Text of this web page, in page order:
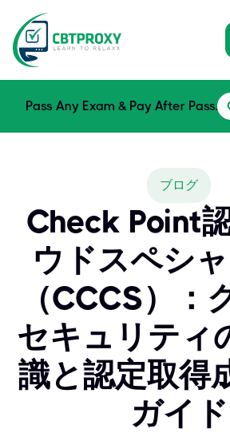
Pass Any Exam & Pay After Pass.
ブログ
Check Point
ウドスペシ
（CCCS）：
セキュリティ
識と認定取得
ガイド